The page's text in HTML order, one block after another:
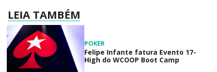
LEIA TAMBÉM
POKER
Felipe Infante fatura Evento 17-
High do WCOOP Boot Camp